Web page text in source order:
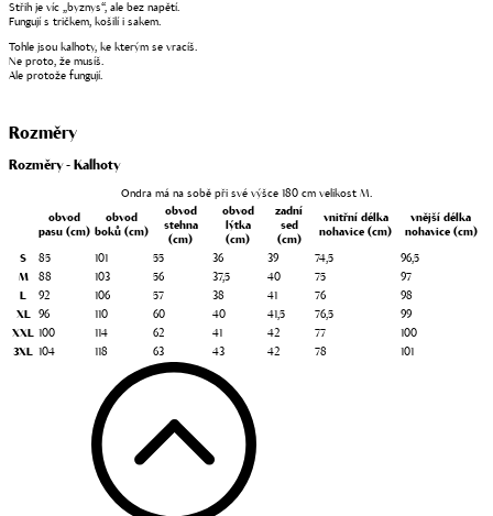
Střih je víc „byznys“, ale bez napětí.
Fungují s tričkem, košilí i sakem.
Tohle jsou kalhoty, ke kterým se vracíš.
Ne proto, že musíš.
Ale protože fungují.
Rozměry
Rozměry - Kalhoty
obvod
pasu (cm)
obvod
boků (cm)
obvod
stehna
(cm)
obvod
lýtka
(cm)
zadní
sed
(cm)
vnitřní délka
nohavice (cm)
vnější délka
nohavice (cm)
S
85 101 55 36 39 74,5
96,5
M
88 103 56 37,5 40 75
97
L
92 106 57 38 41 76
98
XL 96 110 60 40 41,5 76,5
99
XXL 100 114 62 41 42 77
100
3XL 104 118 63 43 42 78 101
Ondra má na sobě při své výšce 180 cm velikost M.